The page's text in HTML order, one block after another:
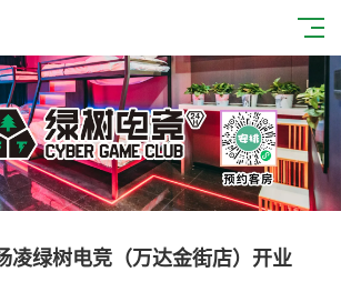
凌绿树电竞（万达金街店）开业